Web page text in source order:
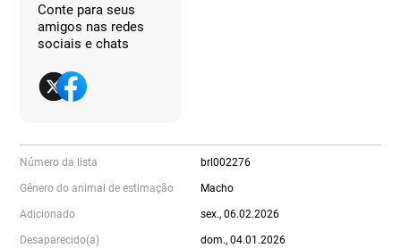
Conte para seus
amigos nas redes
sociais e chats
Número da lista brl002276
Gênero do animal de estimação Macho
Adicionado sex., 06.02.2026
Desaparecido(a) dom., 04.01.2026